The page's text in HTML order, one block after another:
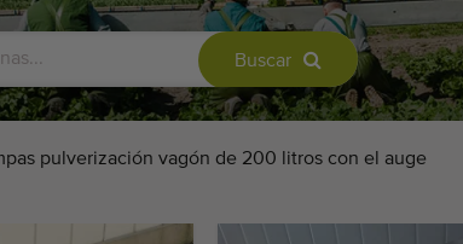
Buscar
pulverización vagón de 200 litros con el auge